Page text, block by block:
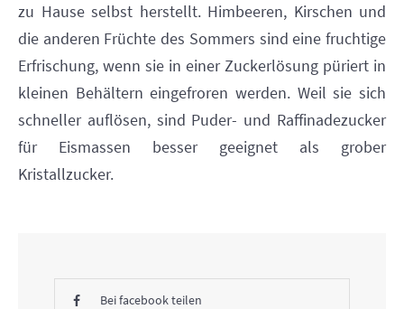
zu Hause selbst herstellt. Himbeeren, Kirschen und
die anderen Früchte des Sommers sind eine fruchtige
Erfrischung, wenn sie in einer Zuckerlösung püriert in
kleinen Behältern eingefroren werden. Weil sie sich
schneller auflösen, sind Puder- und Raffinadezucker
für Eismassen besser geeignet als grober
Kristallzucker.
Bei facebook teilen